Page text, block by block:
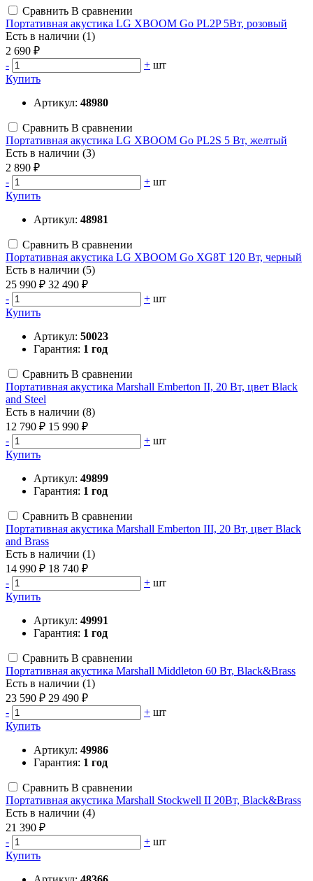
Сравнить В сравнении
Портативная акустика LG XBOOM Go PL2P 5Вт, розовый
Есть в наличии (1)
2 690 ₽
-
+ шт
Купить
Артикул: 48980
Сравнить В сравнении
Портативная акустика LG XBOOM Go PL2S 5 Вт, желтый
Есть в наличии (3)
2 890 ₽
-
+ шт
Купить
Артикул: 48981
Сравнить В сравнении
Портативная акустика LG XBOOM Go XG8T 120 Вт, черный
Есть в наличии (5)
25 990 ₽ 32 490 ₽
-
+ шт
Купить
Артикул: 50023
Гарантия: 1 год
Сравнить В сравнении
Портативная акустика Marshall Emberton II, 20 Вт, цвет Black
and Steel
Есть в наличии (8)
12 790 ₽ 15 990 ₽
-
+ шт
Купить
Артикул: 49899
Гарантия: 1 год
Сравнить В сравнении
Портативная акустика Marshall Emberton III, 20 Вт, цвет Black
and Brass
Есть в наличии (1)
14 990 ₽ 18 740 ₽
-
+ шт
Купить
Артикул: 49991
Гарантия: 1 год
Сравнить В сравнении
Портативная акустика Marshall Middleton 60 Вт, Black&Brass
Есть в наличии (1)
23 590 ₽ 29 490 ₽
-
+ шт
Купить
Артикул: 49986
Гарантия: 1 год
Сравнить В сравнении
Портативная акустика Marshall Stockwell II 20Вт, Black&Brass
Есть в наличии (4)
21 390 ₽
-
+ шт
Купить